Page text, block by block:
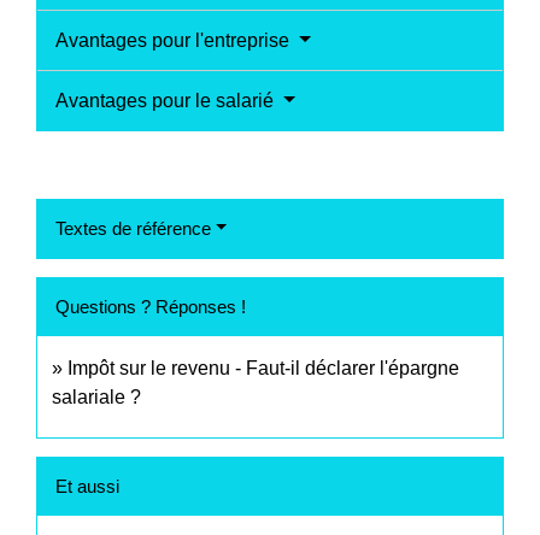
Avantages pour l'entreprise
Avantages pour le salarié
Textes de référence
Questions ? Réponses !
Impôt sur le revenu - Faut-il déclarer l'épargne
salariale ?
Et aussi